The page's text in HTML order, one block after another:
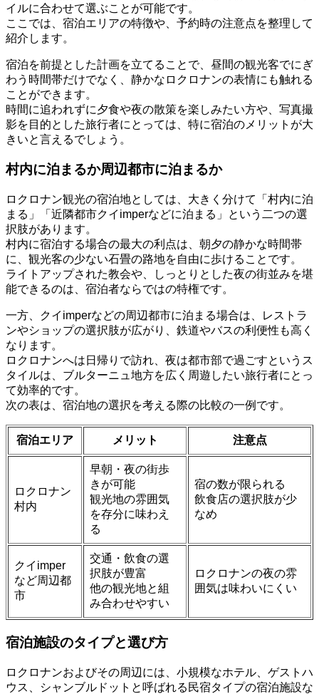
イルに合わせて選ぶことが可能です。
ここでは、宿泊エリアの特徴や、予約時の注意点を整理して
紹介します。
宿泊を前提とした計画を立てることで、昼間の観光客でにぎ
わう時間帯だけでなく、静かなロクロナンの表情にも触れる
ことができます。
時間に追われずに夕食や夜の散策を楽しみたい方や、写真撮
影を目的とした旅行者にとっては、特に宿泊のメリットが大
きいと言えるでしょう。
村内に泊まるか周辺都市に泊まるか
ロクロナン観光の宿泊地としては、大きく分けて「村内に泊
まる」「近隣都市クイimperなどに泊まる」という二つの選
択肢があります。
村内に宿泊する場合の最大の利点は、朝夕の静かな時間帯
に、観光客の少ない石畳の路地を自由に歩けることです。
ライトアップされた教会や、しっとりとした夜の街並みを堪
能できるのは、宿泊者ならではの特権です。
一方、クイimperなどの周辺都市に泊まる場合は、レストラ
ンやショップの選択肢が広がり、鉄道やバスの利便性も高く
なります。
ロクロナンへは日帰りで訪れ、夜は都市部で過ごすというス
タイルは、ブルターニュ地方を広く周遊したい旅行者にとっ
て効率的です。
次の表は、宿泊地の選択を考える際の比較の一例です。
宿泊エリア メリット 注意点
ロクロナン
村内
早朝・夜の街歩
きが可能
観光地の雰囲気
を存分に味わえ
る
宿の数が限られる
飲食店の選択肢が少
なめ
クイimper
など周辺都
市
交通・飲食の選
択肢が豊富
他の観光地と組
み合わせやすい
ロクロナンの夜の雰
囲気は味わいにくい
宿泊施設のタイプと選び方
ロクロナンおよびその周辺には、小規模なホテル、ゲストハ
ウス、シャンブルドットと呼ばれる民宿タイプの宿泊施設な